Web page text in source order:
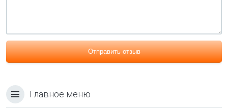
Отправить отзыв
Главное меню